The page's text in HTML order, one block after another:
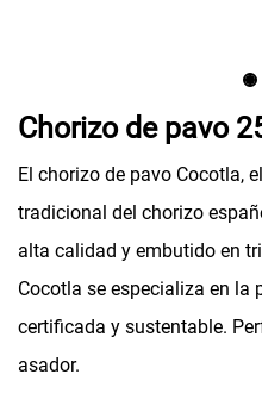
Chorizo de pavo
El chorizo de pavo Cocotla,
tradicional del chorizo
alta calidad y embutido en
Cocotla se especializa en la
certificada y sustentable.
asador.